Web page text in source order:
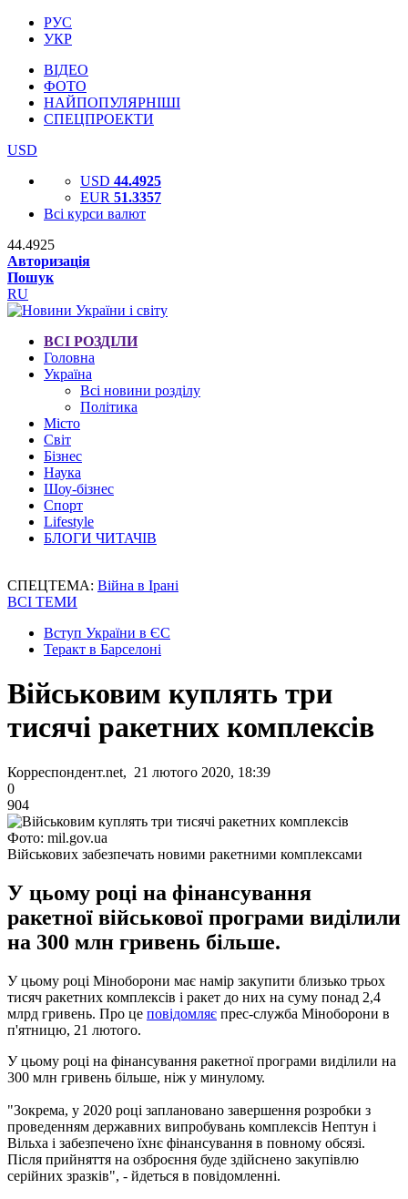
РУС
УКР
ВІДЕО
ФОТО
НАЙПОПУЛЯРНІШІ
СПЕЦПРОЕКТИ
USD
USD 44.4925
EUR 51.3357
Всі курси валют
44.4925
Авторизація
Пошук
RU
ВСІ РОЗДІЛИ
Головна
Україна
Всі новини розділу
Політика
Місто
Світ
Бізнес
Наука
Шоу-бізнес
Спорт
Lifestyle
БЛОГИ ЧИТАЧІВ
СПЕЦТЕМА: Війна в Ірані
ВСІ ТЕМИ
Вступ України в ЄС
Теракт в Барселоні
Військовим куплять три
тисячі ракетних комплексів
Корреспондент.net, 21 лютого 2020, 18:39
0
904
Фото: mil.gov.ua
Військових забезпечать новими ракетними комплексами
У цьому році на фінансування
ракетної військової програми виділили
на 300 млн гривень більше.
У цьому році Міноборони має намір закупити близько трьох
тисяч ракетних комплексів і ракет до них на суму понад 2,4
млрд гривень. Про це повідомляє прес-служба Міноборони в
п'ятницю, 21 лютого.
У цьому році на фінансування ракетної програми виділили на
300 млн гривень більше, ніж у минулому.
"Зокрема, у 2020 році заплановано завершення розробки з
проведенням державних випробувань комплексів Нептун і
Вільха і забезпечено їхнє фінансування в повному обсязі.
Після прийняття на озброєння буде здійснено закупівлю
серійних зразків", - йдеться в повідомленні.